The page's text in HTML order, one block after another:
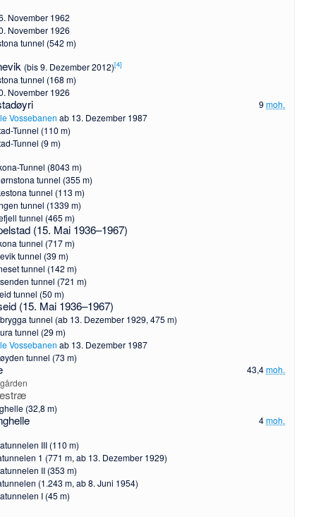
November 1962
November 1926
tunnel (542 m)
(bis 9. Dezember 2012)[4]
tunnel (168 m)
November 1926
9moh.
Vossebanen ab 13. Dezember 1987
Tunnel (110 m)
Tunnel (9 m)
Tunnel (8043 m)
tunnel (355 m)
tunnel (113 m)
tunnel (1339 m)
tunnel (465 m)
(15. Mai 1936–1967)
tunnel (717 m)
tunnel (39 m)
tunnel (142 m)
tunnel (721 m)
tunnel (50 m)
(15. Mai 1936–1967)
tunnel (ab 13. Dezember 1929, 475 m)
tunnel (29 m)
Vossebanen ab 13. Dezember 1987
tunnel (73 m)
43,4moh.
(32,8 m)
4moh.
III (110 m)
1 (771 m, ab 13. Dezember 1929)
II (353 m)
(1.243 m, ab 8. Juni 1954)
I (45 m)